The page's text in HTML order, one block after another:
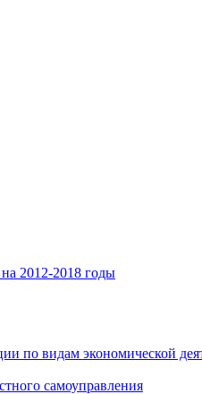
2012-2018 годы
по видам экономической
самоуправления